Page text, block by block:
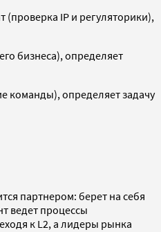
(проверка IP и регуляторики),
бизнеса), определяет
команды), определяет задачу
партнером: берет на себя
ведет процессы
к L2, а лидеры рынка